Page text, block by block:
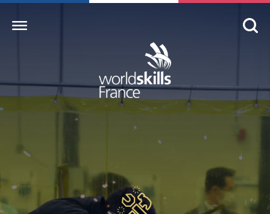
Accueil
WorldSkills France
S’informer
S’engager